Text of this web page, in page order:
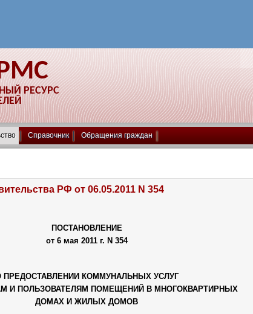
РЕСУРС
Справочник Обращения граждан
РФ от 06.05.2011 N 354
ПОСТАНОВЛЕНИЕ
от 6 мая 2011 г. N 354
ПРЕДОСТАВЛЕНИИ КОММУНАЛЬНЫХ УСЛУГ
И ПОЛЬЗОВАТЕЛЯМ ПОМЕЩЕНИЙ В МНОГОКВАРТИРНЫХ
ДОМАХ И ЖИЛЫХ ДОМОВ